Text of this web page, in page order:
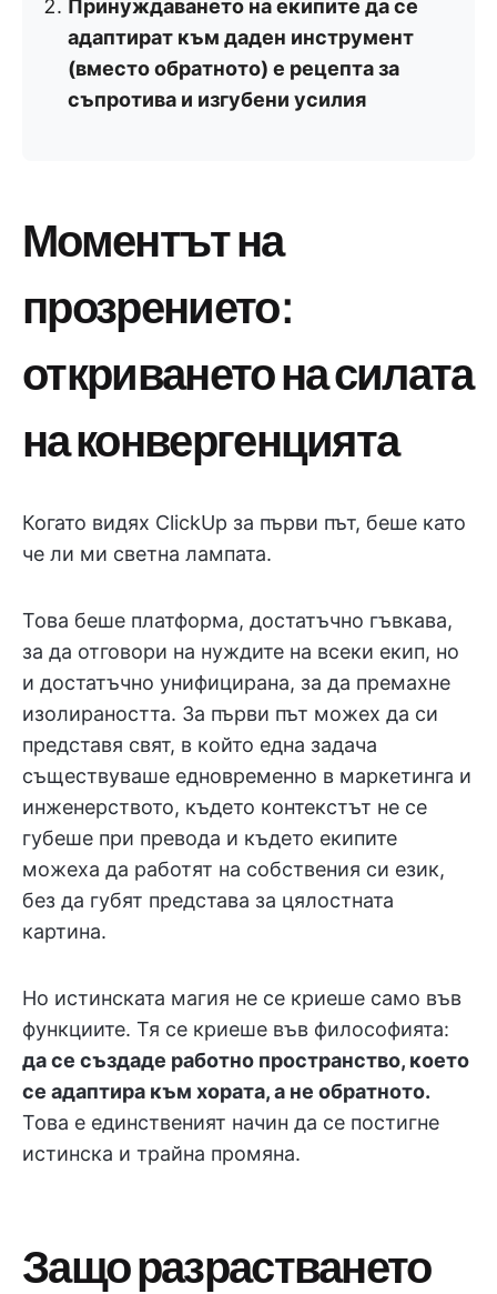
Принуждаването на екипите да се
адаптират към даден инструмент
(вместо обратното) е рецепта за
съпротива и изгубени усилия
Моментът на
прозрението:
откриването на силата
на конвергенцията
Когато видях ClickUp за първи път, беше като
че ли ми светна лампата.
Това беше платформа, достатъчно гъвкава,
за да отговори на нуждите на всеки екип, но
и достатъчно унифицирана, за да премахне
изолираността. За първи път можех да си
представя свят, в който една задача
съществуваше едновременно в маркетинга и
инженерството, където контекстът не се
губеше при превода и където екипите
можеха да работят на собствения си език,
без да губят представа за цялостната
картина.
Но истинската магия не се криеше само във
функциите. Тя се криеше във философията:
да се създаде работно пространство, което
се адаптира към хората, а не обратното.
Това е единственият начин да се постигне
истинска и трайна промяна.
Защо разрастването